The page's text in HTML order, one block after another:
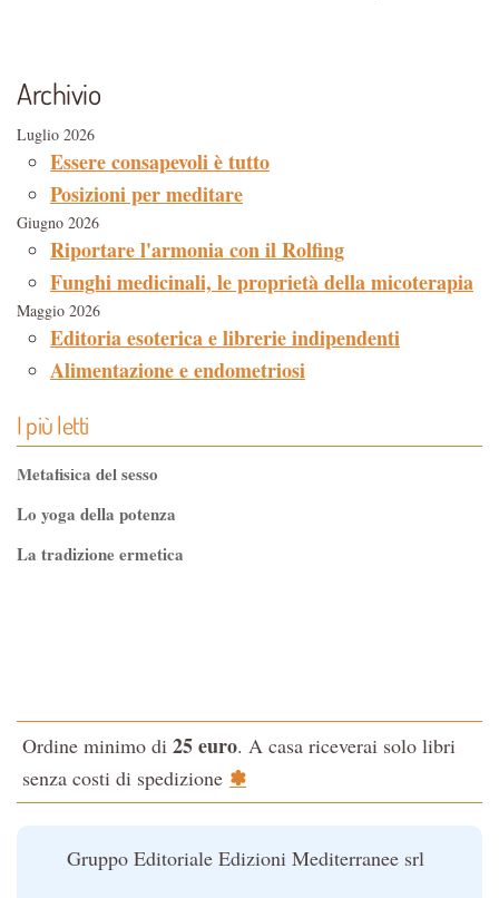
Archivio
Luglio 2026
Essere consapevoli è tutto
Posizioni per meditare
Giugno 2026
Riportare l'armonia con il Rolfing
Funghi medicinali, le proprietà della micoterapia
Maggio 2026
Editoria esoterica e librerie indipendenti
Alimentazione e endometriosi
I più letti
Metafisica del sesso
Lo yoga della potenza
La tradizione ermetica
La Cabala
Il potere del serpente
Ordine minimo di 25 euro. A casa riceverai solo libri
senza costi di spedizione ✽
Gruppo Editoriale Edizioni Mediterranee srl